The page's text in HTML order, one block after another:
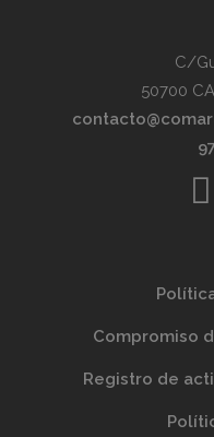
C/
50700
Compromiso
Registro de